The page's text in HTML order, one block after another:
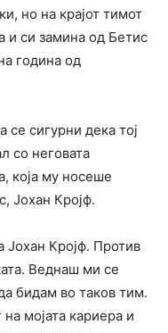
но на крајот тимот
и си замина од Бетис
година од
сигурни дека тој
со неговата
која му носеше
Јохан Кројф.
Јохан Кројф. Против
Веднаш ми се
бидам во таков тим.
мојата кариера и